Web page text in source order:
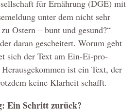
für Ernährung (DGE) mit
unter dem nicht sehr
Ostern – bunt und gesund?“
daran gescheitert. Worum geht
sich der Text am Ein-Ei-pro-
ist ein Text, der
keine Klarheit schafft.
Ein Schritt zurück?